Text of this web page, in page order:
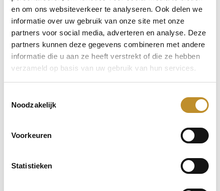
en om ons websiteverkeer te analyseren. Ook delen we
informatie over uw gebruik van onze site met onze
partners voor social media, adverteren en analyse. Deze
partners kunnen deze gegevens combineren met andere
informatie die u aan ze heeft verstrekt of die ze hebben
verzameld op basis van uw gebruik van hun services.
Noodzakelijk
Voorkeuren
Statistieken